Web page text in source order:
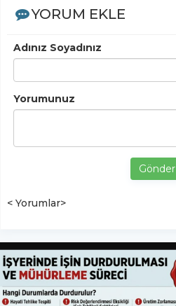
YORUM EKLE
Adınız Soyadınız
Yorumunuz
Gönder
< Yorumlar>